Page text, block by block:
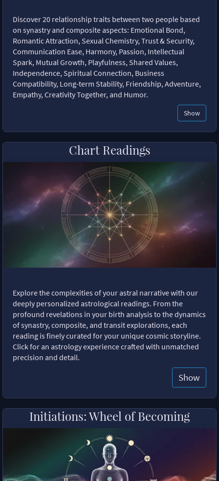
Discover 20 relationship traits between two people based
on synastry and composite aspects: Emotional Bond,
Romantic Attraction, Sexual Chemistry, Trust & Security,
Communication Ease, Harmony, Passion, Intellectual
Spark, Mutual Growth, Playfulness, Shared Values,
Independence, Spiritual Connection, Business
Compatibility, Long-term Stability, Friendship, Adventure,
Empathy, Creativity Together, and Humor.
Show
Chart Readings
Explore the complexities of your astral narrative with our
deeply personalized astrological readings. From the
profound revelations in your birth analysis to the dynamics
of synastry, composite, and transit explorations, each
reading is finely curated for your unique cosmic storyline.
Click for an astrology experience crafted with unmatched
precision and detail.
Show
Initiations: Wheel of Becoming